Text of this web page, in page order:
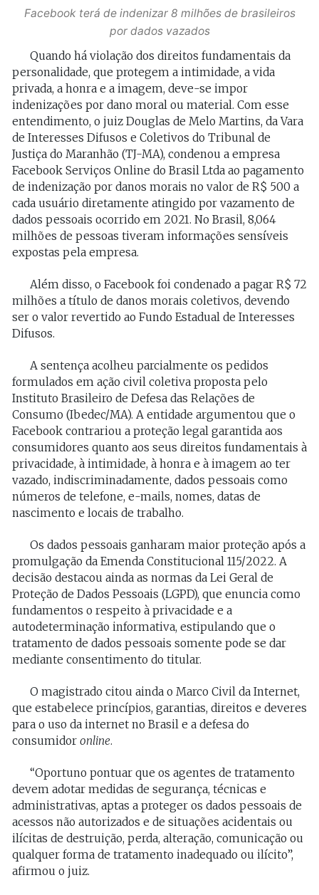
Facebook terá de indenizar 8 milhões de brasileiros
por dados vazados
Quando há violação dos direitos fundamentais da
personalidade, que protegem a intimidade, a vida
privada, a honra e a imagem, deve-se impor
indenizações por dano moral ou material. Com esse
entendimento, o juiz Douglas de Melo Martins, da Vara
de Interesses Difusos e Coletivos do Tribunal de
Justiça do Maranhão (TJ-MA), condenou a empresa
Facebook Serviços Online do Brasil Ltda ao pagamento
de indenização por danos morais no valor de R$ 500 a
cada usuário diretamente atingido por vazamento de
dados pessoais ocorrido em 2021. No Brasil, 8,064
milhões de pessoas tiveram informações sensíveis
expostas pela empresa.
Além disso, o Facebook foi condenado a pagar R$ 72
milhões a título de danos morais coletivos, devendo
ser o valor revertido ao Fundo Estadual de Interesses
Difusos.
A sentença acolheu parcialmente os pedidos
formulados em ação civil coletiva proposta pelo
Instituto Brasileiro de Defesa das Relações de
Consumo (Ibedec/MA). A entidade argumentou que o
Facebook contrariou a proteção legal garantida aos
consumidores quanto aos seus direitos fundamentais à
privacidade, à intimidade, à honra e à imagem ao ter
vazado, indiscriminadamente, dados pessoais como
números de telefone, e-mails, nomes, datas de
nascimento e locais de trabalho.
Os dados pessoais ganharam maior proteção após a
promulgação da Emenda Constitucional 115/2022. A
decisão destacou ainda as normas da Lei Geral de
Proteção de Dados Pessoais (LGPD), que enuncia como
fundamentos o respeito à privacidade e a
autodeterminação informativa, estipulando que o
tratamento de dados pessoais somente pode se dar
mediante consentimento do titular.
O magistrado citou ainda o Marco Civil da Internet,
que estabelece princípios, garantias, direitos e deveres
para o uso da internet no Brasil e a defesa do
consumidor online.
“Oportuno pontuar que os agentes de tratamento
devem adotar medidas de segurança, técnicas e
administrativas, aptas a proteger os dados pessoais de
acessos não autorizados e de situações acidentais ou
ilícitas de destruição, perda, alteração, comunicação ou
qualquer forma de tratamento inadequado ou ilícito”,
afirmou o juiz.